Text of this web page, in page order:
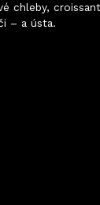
chleby,
– a ústa.